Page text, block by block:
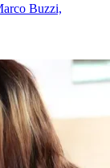
Buzzi,